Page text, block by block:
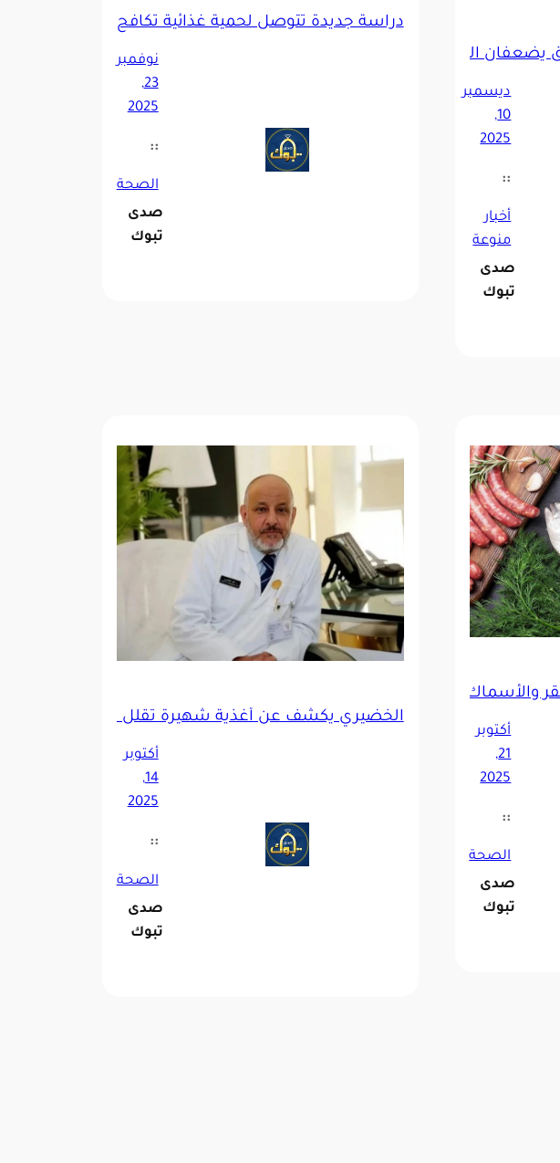
المناعة ويقلّصان خلايا “القاتلة الطبيعية”
ديسمبر
10,
2025
::
أخبار
منوعة
صدى
تبوك
دراسة جديدة تتوصل لحمية غذائية تكافح الاكتئاب
نوفمبر
23,
2025
::
الصحة
صدى
تبوك
والأسماك تسبب أعراض الاكتئاب
أكتوبر
21,
2025
::
الصحة
صدى
تبوك
الخضيري يكشف عن أغذية شهيرة تقلل من الاكتئاب
أكتوبر
14,
2025
::
الصحة
صدى
تبوك